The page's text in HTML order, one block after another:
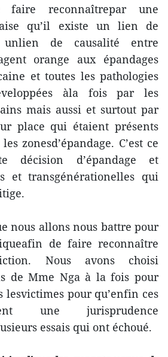
faire reconnaîtrepar une
qu’il existe un lien de
de causalité entre
orange aux épandages
et toutes les pathologies
àla fois par les
mais aussi et surtout par
place qui étaient présents
zonesd’épandage. C’est ce
décision d’épandage et
et transgénérationelles qui
nous allons nous battre pour
de faire reconnaître
Nous avons choisi
de Mme Nga à la fois pour
lesvictimes pour qu’enfin ces
une jurisprudence
essais qui ont échoué.